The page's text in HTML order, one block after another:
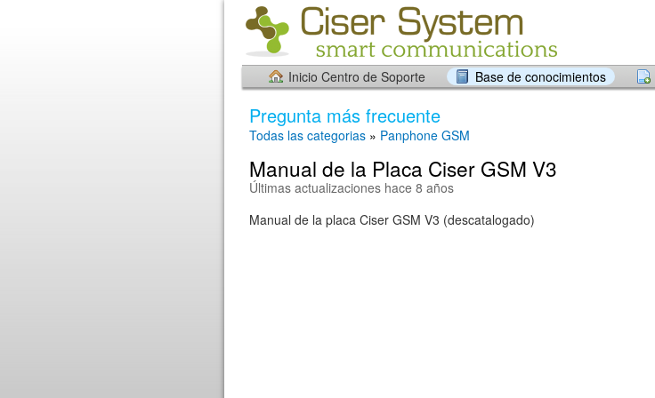
Inicio Centro de Soporte Base de conocimientos
Pregunta más frecuente
Todas las categorias » Panphone GSM
Manual de la Placa Ciser GSM V3
Últimas actualizaciones hace 8 años
Manual de la placa Ciser GSM V3 (descatalogado)